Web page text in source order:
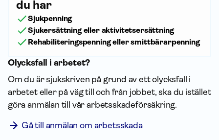
du har
Sjukpenning
Sjukersättning eller aktivitetsersättning
Rehabiliteringspenning eller smittbärarpenning
Olycksfall i arbetet?
Om du är sjukskriven på grund av ett olycksfall i
arbetet eller på väg till och från jobbet, ska du istället
göra anmälan till vår arbets­skade­försäkring.
Gå till anmälan om arbetsskada